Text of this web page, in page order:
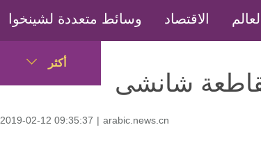
العالم الاقتصاد وسائط متعددة لشينخوا
أكثر
شانشى
2019-02-12 09:35:37 | arabic.news.cn